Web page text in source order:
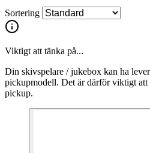
Sortering
Viktigt att tänka på...
Din skivspelare / jukebox kan ha
pickupmodell. Det är därför viktigt
pickup.